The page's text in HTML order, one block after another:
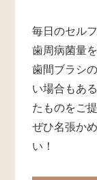
毎日のセル
歯周病菌量
歯間ブラシ
い場合もあ
たものをご
ぜひ名張か
い！